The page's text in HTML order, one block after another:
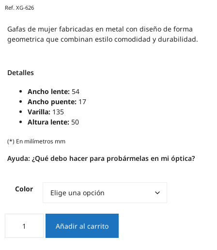
Ref. XG-626
Gafas de mujer fabricadas en metal con diseño de forma
geometrica que combinan estilo comodidad y durabilidad.
Detalles
Ancho lente: 54
Ancho puente: 17
Varilla: 135
Altura lente: 50
(*) En milímetros mm
Ayuda: ¿Qué debo hacer para probármelas en mi óptica?
Color
cantidad
Añadir al carrito